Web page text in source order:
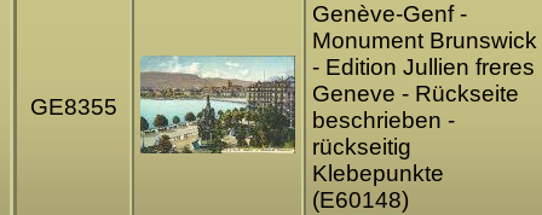
GE8355
Genève-Genf -
Monument Brunswick
- Edition Jullien freres
Geneve - Rückseite
beschrieben -
rückseitig
Klebepunkte
(E60148)